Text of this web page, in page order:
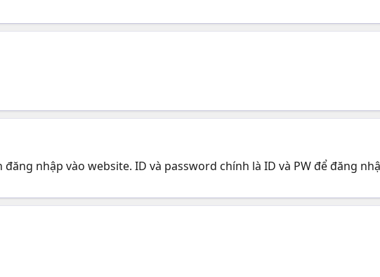
nhập vào website. ID và password chính là ID và PW để đăng